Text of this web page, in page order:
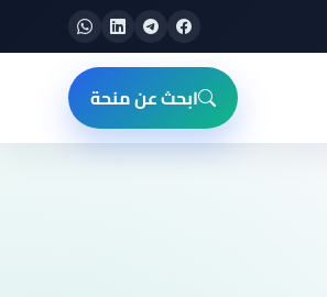
ابحث عن منحة